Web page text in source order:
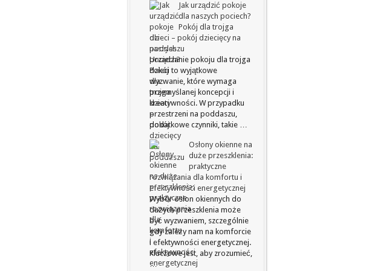
Jak urządzić pokoje
dla naszych pociech?
Pokój dla trojga
dzieci – pokój dziecięcy na
poddaszu
Urządzanie pokoju dla trojga
dzieci to wyjątkowe
wyzwanie, które wymaga
przemyślanej koncepcji i
kreatywności. W przypadku
przestrzeni na poddaszu,
dodatkowe czynniki, takie …
Osłony okienne na
duże przeszklenia:
praktyczne
rozwiązania dla komfortu i
efektywności energetycznej
Wybór osłon okiennych do
dużych przeszklenia może
być wyzwaniem, szczególnie
gdy zależy nam na komforcie
i efektywności energetycznej.
Kluczowe jest, aby zrozumieć,
…